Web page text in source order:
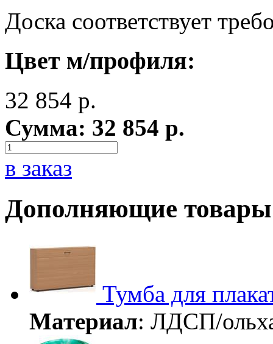
Доска соответствует
Цвет м/профиля:
32 854 р.
Сумма: 32 854 р.
в заказ
Дополняющие товары
Тумба для
Материал: ЛДСП/